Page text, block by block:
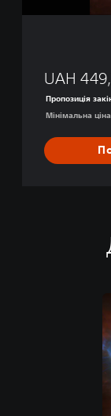
UAH
Пропозиція
Мінімальна